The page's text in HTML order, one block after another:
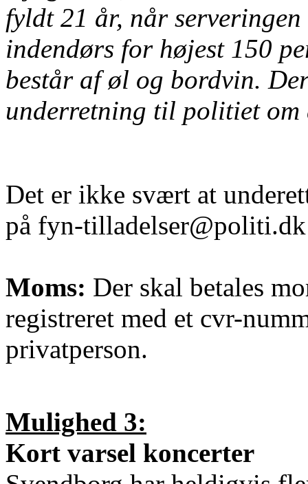
fyldt 21 år, når
indendørs for højest 150
består af øl og bordvin.
underretning til politiet om
Det er ikke svært at
på fyn-tilladelser@politi.dk
Moms: Der skal betales
registreret med et cvr-
privatperson.
Mulighed 3:
Kort varsel koncerter